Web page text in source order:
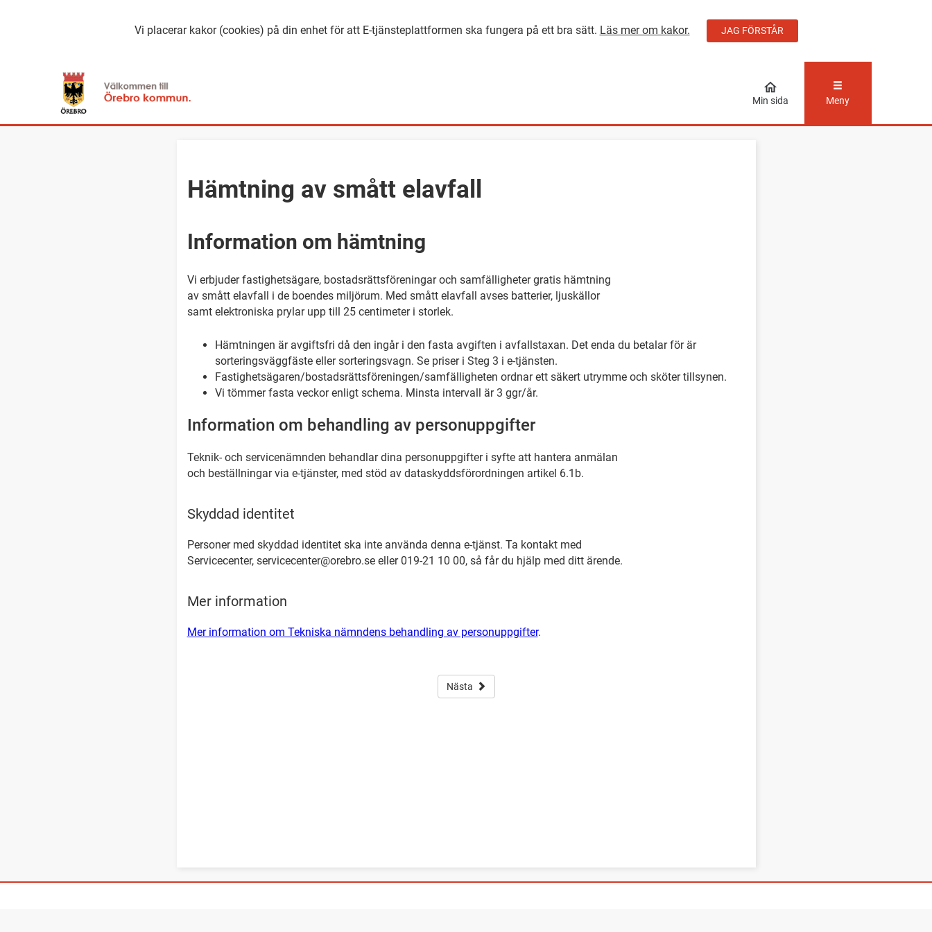
Vi placerar kakor (cookies) på din enhet för att E-tjänsteplattformen ska fungera på ett bra sätt. Läs mer om kakor. JAG FÖRSTÅR
Min sida Meny
Hämtning av smått elavfall
Information om hämtning
Vi erbjuder fastighetsägare, bostadsrättsföreningar och samfälligheter gratis hämtning
av smått elavfall i de boendes miljörum. Med smått elavfall avses batterier, ljuskällor
samt elektroniska prylar upp till 25 centimeter i storlek.
Hämtningen är avgiftsfri då den ingår i den fasta avgiften i avfallstaxan. Det enda du betalar för är
sorteringsväggfäste eller sorteringsvagn. Se priser i Steg 3 i e-tjänsten.
Fastighetsägaren/bostadsrättsföreningen/samfälligheten ordnar ett säkert utrymme och sköter tillsynen.
Vi tömmer fasta veckor enligt schema. Minsta intervall är 3 ggr/år.
Information om behandling av personuppgifter
Teknik- och servicenämnden behandlar dina personuppgifter i syfte att hantera anmälan
och beställningar via e-tjänster, med stöd av dataskyddsförordningen artikel 6.1b.
Skyddad identitet
Personer med skyddad identitet ska inte använda denna e-tjänst. Ta kontakt med
Servicecenter, servicecenter@orebro.se eller 019-21 10 00, så får du hjälp med ditt ärende.
Mer information
Mer information om Tekniska nämndens behandling av personuppgifter.
Nästa